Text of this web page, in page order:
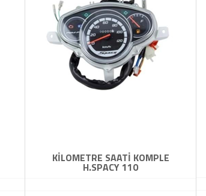
KİLOMETRE SAATİ KOMPLE
H.SPACY 110